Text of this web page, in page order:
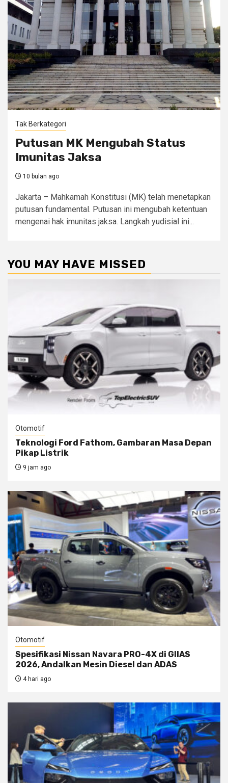
Tak Berkategori
Putusan MK Mengubah Status
Imunitas Jaksa
10 bulan ago
Jakarta – Mahkamah Konstitusi (MK) telah menetapkan
putusan fundamental. Putusan ini mengubah ketentuan
mengenai hak imunitas jaksa. Langkah yudisial ini...
YOU MAY HAVE MISSED
Otomotif
Teknologi Ford Fathom, Gambaran Masa Depan
Pikap Listrik
9 jam ago
Otomotif
Spesifikasi Nissan Navara PRO-4X di GIIAS
2026, Andalkan Mesin Diesel dan ADAS
4 hari ago